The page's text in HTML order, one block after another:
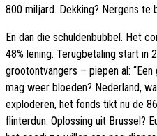
800 miljard. Dekking? Nergens te
En dan die schuldenbubbel. Het
48% lening. Terugbetaling start in
grootontvangers – piepen al:
mag weer bloeden? Nederland,
exploderen, het fonds tikt nu de
flinterdun. Oplossing uit Brussel?